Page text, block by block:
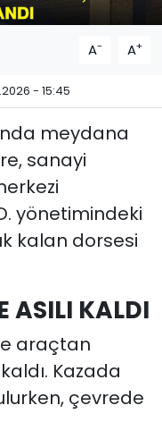
A- A+
- 15:45
meydana
sanayi
yönetimindeki
kalan dorsesi
ASILI KALDI
araçtan
Kazada
çevrede